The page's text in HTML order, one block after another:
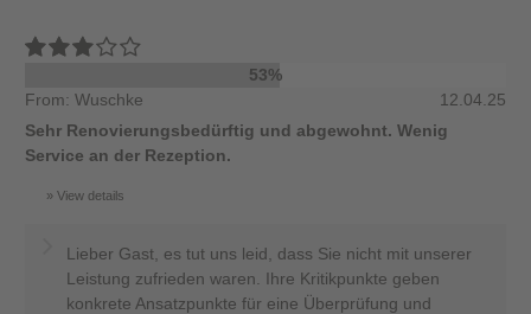
53%
From: Wuschke
12.04.25
Sehr Renovierungsbedürftig und abgewohnt. Wenig
Service an der Rezeption.
View details
Lieber Gast, es tut uns leid, dass Sie nicht mit unserer
Leistung zufrieden waren. Ihre Kritikpunkte geben
konkrete Ansatzpunkte für eine Überprüfung und